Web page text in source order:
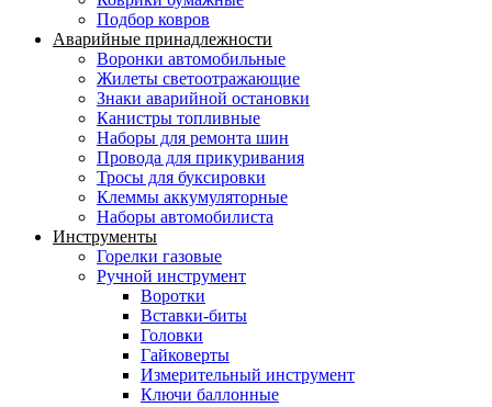
Подбор ковров
Аварийные принадлежности
Воронки автомобильные
Жилеты светоотражающие
Знаки аварийной остановки
Канистры топливные
Наборы для ремонта шин
Провода для прикуривания
Тросы для буксировки
Клеммы аккумуляторные
Наборы автомобилиста
Инструменты
Горелки газовые
Ручной инструмент
Воротки
Вставки-биты
Головки
Гайковерты
Измерительный инструмент
Ключи баллонные